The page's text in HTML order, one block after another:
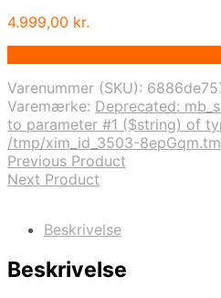
4.999,00 kr.
Varenummer (SKU):
Varemærke: Deprecated:
to parameter #1 ($string) of
/tmp/xim_id_3503-
Previous Product
Next Product
Beskrivelse
Beskrivelse